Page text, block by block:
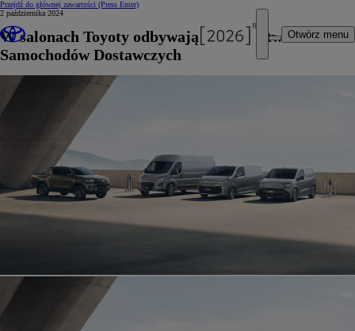
Przejdź do głównej zawartości (Press Enter)
Otwórz menu
2 października 2024
W salonach Toyoty odbywają się Dni Otwarte
Samochodów Dostawczych